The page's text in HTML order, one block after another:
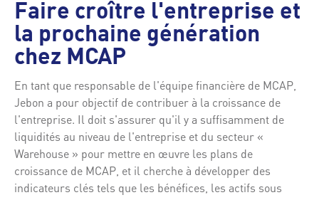
Faire croître l'entreprise et
la prochaine génération
chez MCAP
En tant que responsable de l'équipe financière de MCAP,
Jebon a pour objectif de contribuer à la croissance de
l'entreprise. Il doit s'assurer qu'il y a suffisamment de
liquidités au niveau de l'entreprise et du secteur «
Warehouse » pour mettre en œuvre les plans de
croissance de MCAP, et il cherche à développer des
indicateurs clés tels que les bénéfices, les actifs sous